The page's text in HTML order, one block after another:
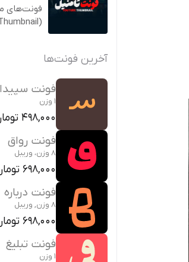
فونت‌های
(YouTube Thumbnail)
آخرین فونت‌ها
فونت
1 وزن
498,000 تومان
فونت رواق
8 وزن، وریبل
698,000 تومان
فونت درباره
8 وزن, وریبل
698,000 تومان
فونت تبلیغ
1 وزن